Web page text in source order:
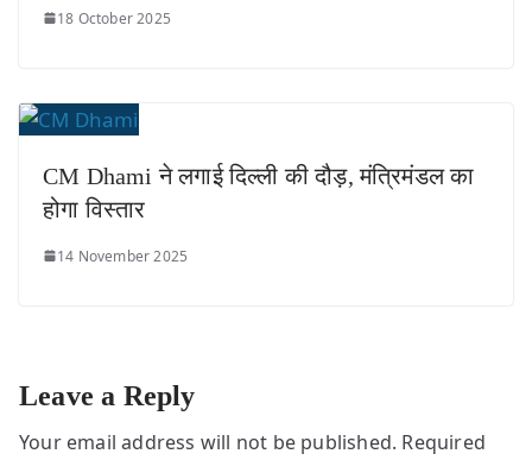
18 October 2025
CM Dhami ने लगाई दिल्ली की दौड़, मंत्रिमंडल का
होगा विस्तार
14 November 2025
Leave a Reply
Your email address will not be published. Required